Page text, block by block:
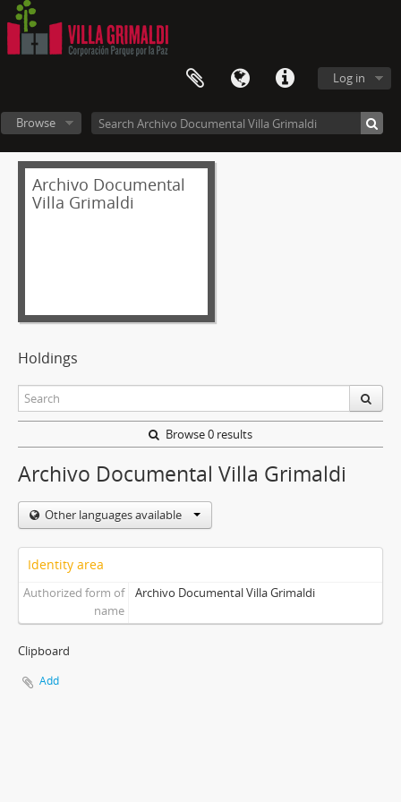
Log in
Browse
Archivo Documental
Villa Grimaldi
Holdings
Browse 0 results
Archivo Documental Villa Grimaldi
Other languages available
Identity area
Authorized form of
name
Archivo Documental Villa Grimaldi
Clipboard
Add